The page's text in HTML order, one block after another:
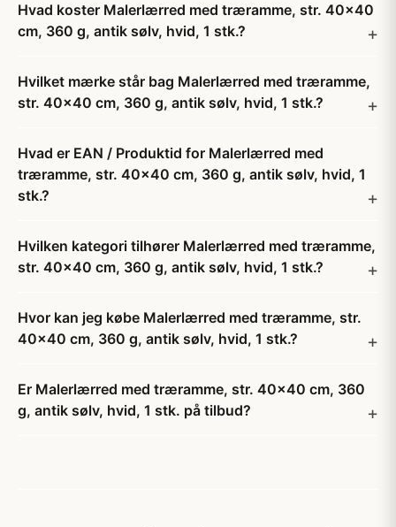
Hvad koster Malerlærred med træramme, str. 40x40
cm, 360 g, antik sølv, hvid, 1 stk.?
Hvilket mærke står bag Malerlærred med træramme,
str. 40x40 cm, 360 g, antik sølv, hvid, 1 stk.?
Hvad er EAN / Produktid for Malerlærred med
træramme, str. 40x40 cm, 360 g, antik sølv, hvid, 1
stk.?
Hvilken kategori tilhører Malerlærred med træramme,
str. 40x40 cm, 360 g, antik sølv, hvid, 1 stk.?
Hvor kan jeg købe Malerlærred med træramme, str.
40x40 cm, 360 g, antik sølv, hvid, 1 stk.?
Er Malerlærred med træramme, str. 40x40 cm, 360
g, antik sølv, hvid, 1 stk. på tilbud?